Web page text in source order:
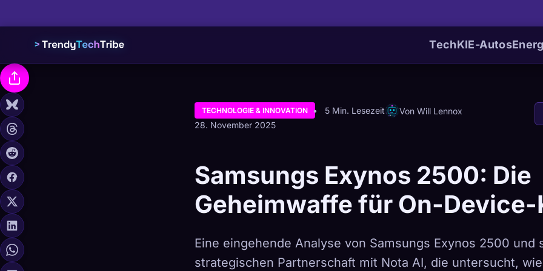
TechKIE-Autos
TECHNOLOGIE & INNOVATION 5 Min. Lesezeit
Von Will Lennox
28. November 2025
Samsungs Exynos 2500: Die
Geheimwaffe für On-Device-
Eine eingehende Analyse von Samsungs Exynos 2500 und
strategischen Partnerschaft mit Nota AI, die untersucht,